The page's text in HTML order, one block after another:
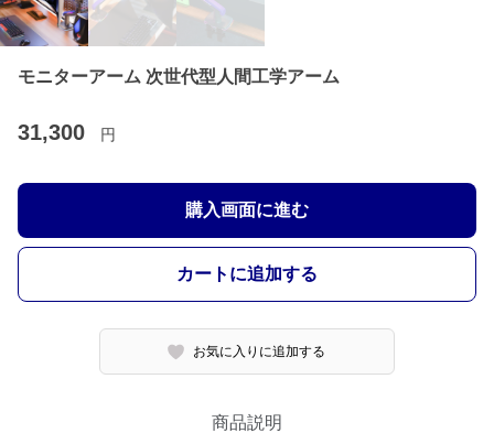
モニターアーム 次世代型人間工学アーム
31,300 円
購入画面に進む
カートに追加する
お気に入りに追加する
商品説明